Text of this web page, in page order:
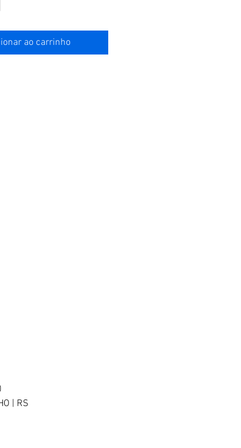
ao carrinho
| RS